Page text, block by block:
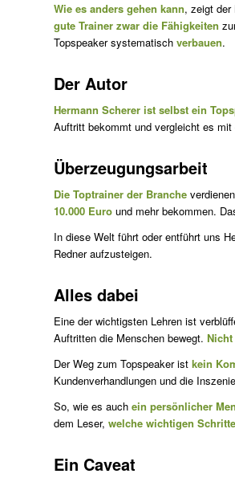
Wie es anders gehen kann, zeigt der
gute Trainer zwar die Fähigkeiten
Topspeaker systematisch verbauen.
Der Autor
Hermann Scherer ist selbst ein
Auftritt bekommt und vergleicht es
Überzeugungsarbeit
Die Toptrainer der Branche verdienen
10.000 Euro und mehr bekommen.
In diese Welt führt oder entführt uns
Redner aufzusteigen.
Alles dabei
Eine der wichtigsten Lehren ist
Auftritten die Menschen bewegt.
Der Weg zum Topspeaker ist kein
Kundenverhandlungen und die
So, wie es auch ein persönlicher
dem Leser, welche wichtigen
Ein Caveat